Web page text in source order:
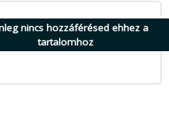
nincs hozzáférésed ehhez a
tartalomhoz